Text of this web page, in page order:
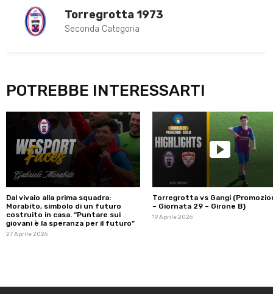
Torregrotta 1973
Seconda Categoria
POTREBBE INTERESSARTI
Dal vivaio alla prima squadra:
Morabito, simbolo di un futuro
costruito in casa. “Puntare sui
giovani è la speranza per il futuro”
27 Aprile 2026
Torregrotta vs Gangi
– Giornata 29 – Girone B)
19 Aprile 2026